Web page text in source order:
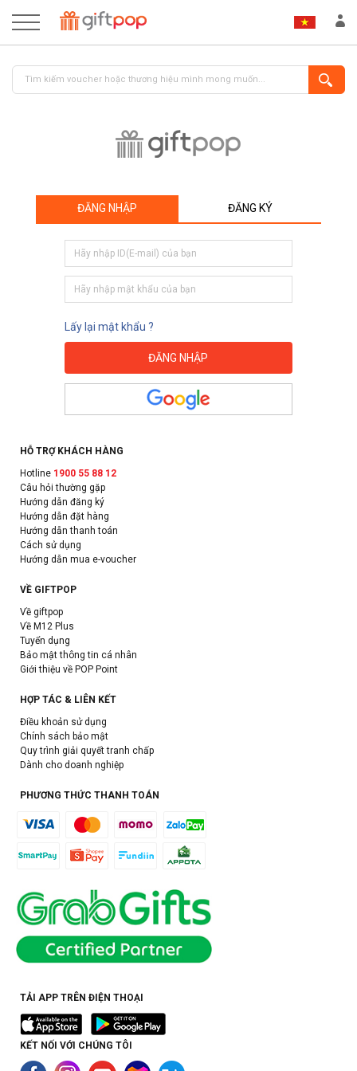
ĐĂNG NHẬP ĐĂNG KÝ
Lấy lại mật khẩu ?
HỖ TRỢ KHÁCH HÀNG
Hotline 1900 55 88 12
Câu hỏi thường gặp
Hướng dẫn đăng ký
Hướng dẫn đặt hàng
Hướng dẫn thanh toán
Cách sử dụng
Hướng dẫn mua e-voucher
VỀ GIFTPOP
Về giftpop
Về M12 Plus
Tuyển dụng
Bảo mật thông tin cá nhân
Giới thiệu về POP Point
HỢP TÁC & LIÊN KẾT
Điều khoản sử dụng
Chính sách bảo mật
Quy trình giải quyết tranh chấp
Dành cho doanh nghiệp
PHƯƠNG THỨC THANH TOÁN
TẢI APP TRÊN ĐIỆN THOẠI
KẾT NỐI VỚI CHÚNG TÔI